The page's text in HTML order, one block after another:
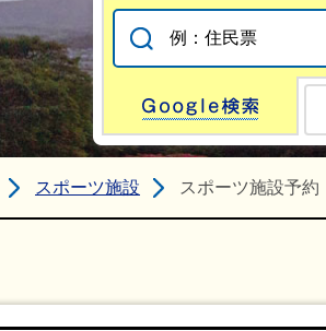
スポーツ施設 スポーツ施設予約